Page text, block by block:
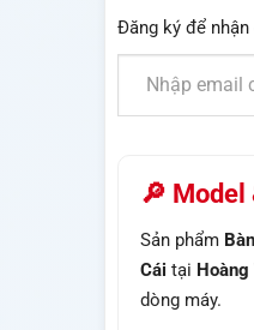
Đăng ký để
Nhập email của bạn…
🔎 Model
Sản phẩm
Cái tại
dòng máy.